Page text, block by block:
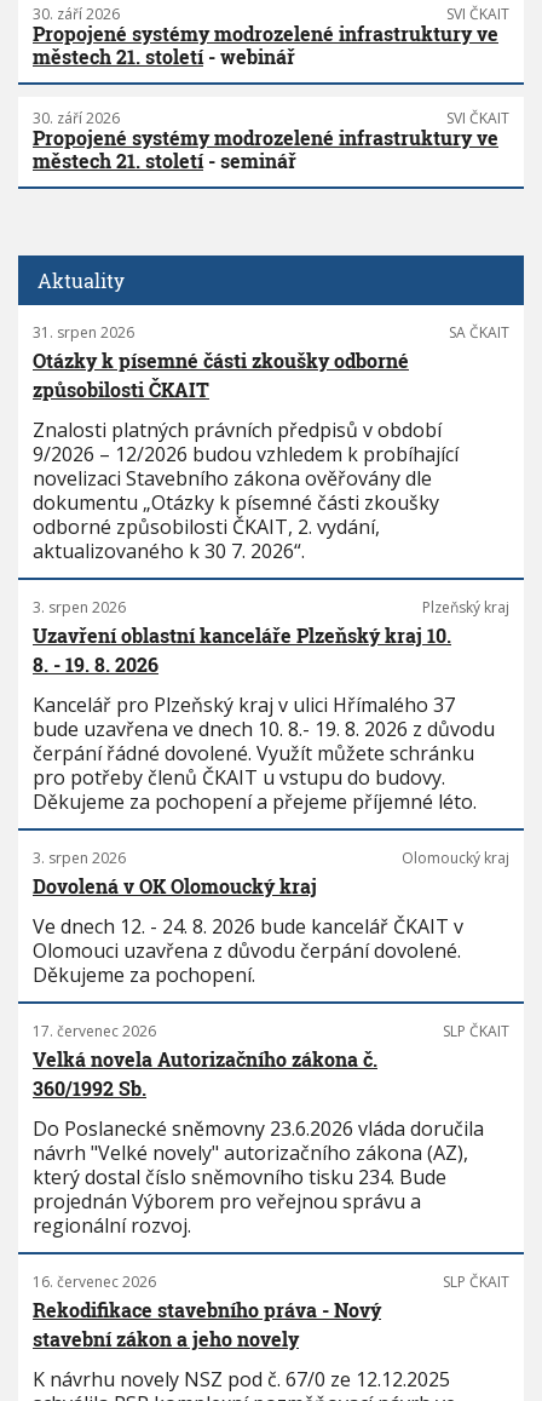
30. září 2026 SVI ČKAIT
Propojené systémy modrozelené infrastruktury ve
městech 21. století - webinář
30. září 2026 SVI ČKAIT
Propojené systémy modrozelené infrastruktury ve
městech 21. století - seminář
Aktuality
31. srpen 2026 SA ČKAIT
Otázky k písemné části zkoušky odborné
způsobilosti ČKAIT
Znalosti platných právních předpisů v období
9/2026 – 12/2026 budou vzhledem k probíhající
novelizaci Stavebního zákona ověřovány dle
dokumentu „Otázky k písemné části zkoušky
odborné způsobilosti ČKAIT, 2. vydání,
aktualizovaného k 30 7. 2026“.
3. srpen 2026 Plzeňský kraj
Uzavření oblastní kanceláře Plzeňský kraj 10.
8. - 19. 8. 2026
Kancelář pro Plzeňský kraj v ulici Hřímalého 37
bude uzavřena ve dnech 10. 8.- 19. 8. 2026 z důvodu
čerpání řádné dovolené. Využít můžete schránku
pro potřeby členů ČKAIT u vstupu do budovy.
Děkujeme za pochopení a přejeme příjemné léto.
3. srpen 2026 Olomoucký kraj
Dovolená v OK Olomoucký kraj
Ve dnech 12. - 24. 8. 2026 bude kancelář ČKAIT v
Olomouci uzavřena z důvodu čerpání dovolené.
Děkujeme za pochopení.
17. červenec 2026 SLP ČKAIT
Velká novela Autorizačního zákona č.
360/1992 Sb.
Do Poslanecké sněmovny 23.6.2026 vláda doručila
návrh "Velké novely" autorizačního zákona (AZ),
který dostal číslo sněmovního tisku 234. Bude
projednán Výborem pro veřejnou správu a
regionální rozvoj.
16. červenec 2026 SLP ČKAIT
Rekodifikace stavebního práva - Nový
stavební zákon a jeho novely
K návrhu novely NSZ pod č. 67/0 ze 12.12.2025